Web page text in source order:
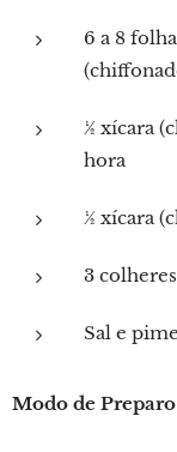
6 a 8
½ xícara
hora
½ xícara
3
Sal e
Modo de Preparo